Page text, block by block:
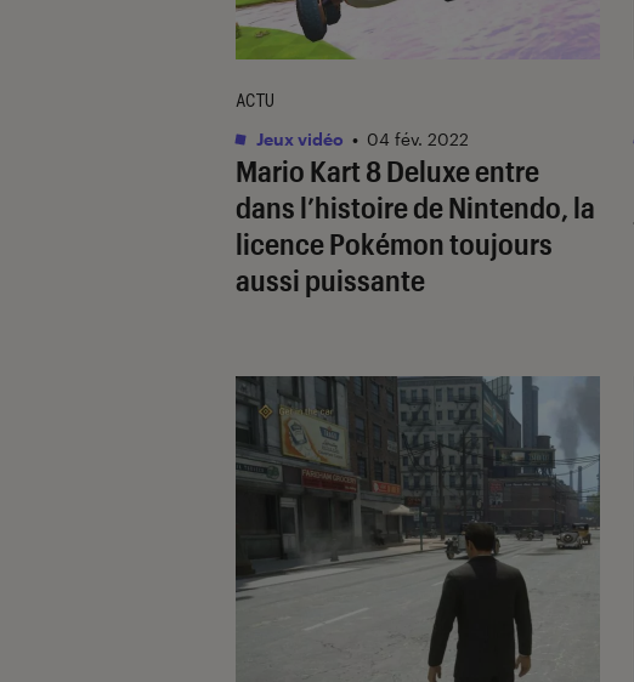
Mario Kart 8 Deluxeentre
dans l’histoire de Nintendo, la
licencePokémontoujours
aussi puissante
ACTU
Jeux vidéo • 04 fév. 2022